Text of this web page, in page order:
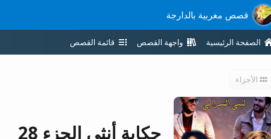
قصص مغربية بالدارجة
الصفحة الرئيسية واجهة القصص قائمة القصص
الأجزاء
حكاية أنثى الجزء 28